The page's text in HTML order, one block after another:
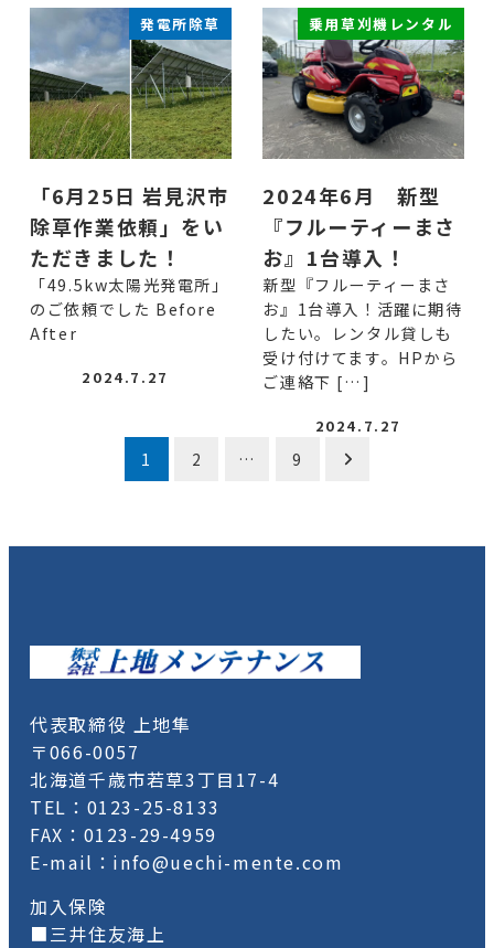
発電所除草
「6月25日 岩見沢市
除草作業依頼」をい
ただきました！
「49.5kw太陽光発電所」
のご依頼でした Before
After
2024.7.27
乗用草刈機レンタル
2024年6月 新型
『フルーティーまさ
お』1台導入！
新型『フルーティーまさ
お』1台導入！活躍に期待
したい。レンタル貸しも
受け付けてます。HPから
ご連絡下 […]
2024.7.27
ジ
り
1 2 … 9
代表取締役 上地隼
〒066-0057
北海道千歳市若草3丁目17-4
TEL：0123-25-8133
FAX：0123-29-4959
E-mail：info@uechi-mente.com
加入保険
■三井住友海上